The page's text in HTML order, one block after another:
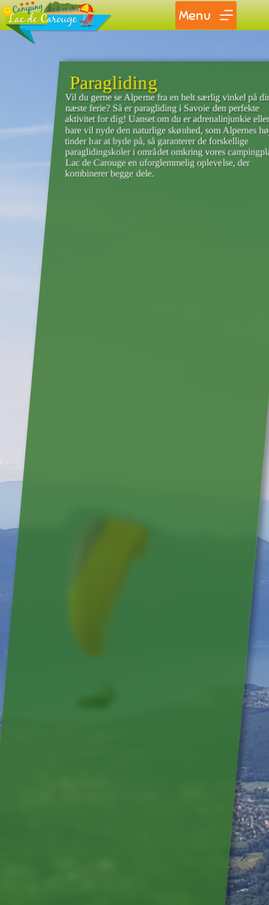
Menu
Paragliding
Vil du gerne se Alperne fra en helt særlig vinkel på
næste ferie? Så er paragliding i Savoie den perfekte
aktivitet for dig! Uanset om du er adrenalinjunkie
bare vil nyde den naturlige skønhed, som Alpernes
tinder har at byde på, så garanterer de forskellige
paraglidingskoler i området omkring vores
Lac de Carouge en uforglemmelig oplevelse, der
kombinerer begge dele.